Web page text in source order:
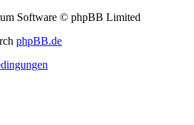
Software © phpBB Limited
phpBB.de